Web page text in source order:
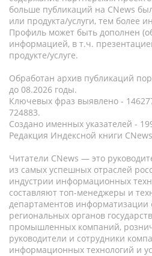
больше публикаций на CNews
или продукта/услуги, тем более
Профиль может быть дополнен
информацией, в т.ч.
продукте/услуге.
Обработан архив публикаций
до 08.2026 годы.
Ключевых фраз выявлено -
724883.
Создано именных указателей -
Редакция Индексной книги
Читатели CNews — это
из самых успешных отраслей
индустрии информационных
составляют топ-менеджеры и
департаментов информатизации
региональных органов
промышленных компаний,
руководители и сотрудники
информационных технологий и